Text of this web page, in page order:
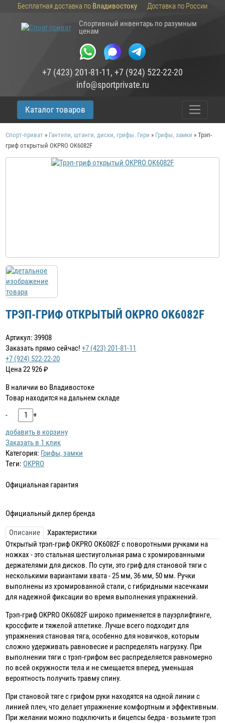
Бесплатная доставка по Владивостоку
Доставка по России
Спортивный инвентарь по разумным
ценам
+7 (423) 201-81-11, +7 (924) 522-22-20
info@sportprivate.ru
Каталог товаров
Спорт-приват » Гантели, штанги, диски, грифы. Гири » Грифы, замки »Трэп-
гриф открытый OKPRO OK6082F
ТРЭП-ГРИФ ОТКРЫТЫЙ OKPRO OK6082F
Артикул: 39908
Заказать прямо сейчас! +7 (423) 201-81-11
+7 (924) 522-22-20
Цена22 926₽
В наличии во Владивостоке
Товар находится на дальнем складе
-
+
добавить в корзину
Заказать в 1 клик
Категория: Грифы, замки
Теги: OKPRO
Официальная гарантия
Официальный дилер бренда
Описание
Характеристики
Открытый трэп-гриф OKPRO OK6082F с поворотными ручками на
ножках - это стальная шестиугольная рама с хромированными
держателями для дисков. По сути, это гриф для становой тяги с
несколькими вариантами хвата - 25 мм, 36 мм, 50 мм. Ручки
выполнены из хромированной стали, с гибридными насечками
для надежной фиксации во время выполнения упражнений.
Трэп-гриф OKPRO OK6082F широко применяется в пауэрлифтинге,
кроссфите и тяжелой атлетике. Лучше всего подходит для
упражнения становая тяга, особенно для новичков, которым
сложно удерживать равновесие и распределять нагрузку. При
выполнении тяги с трэп-грифом вес распределяется равномерно
по всей окружности тела и не смещается вперед, уменьшая
вероятность получить травму спину.
При становой тяге с грифом руки находятся на одной линии с
линией плеч, что делает упражнение комфортным и эффективным.
При желании можно подключить и бицепсы бедра - возьмите трэп